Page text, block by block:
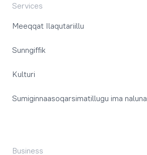
Services
Meeqqat Ilaqutariillu
Sunngiffik
Kulturi
Sumiginnaasoqarsimatillugu ima
Business